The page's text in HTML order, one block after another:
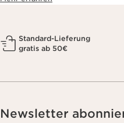
Standard-Lieferung
gratis ab 50€
Newsletter